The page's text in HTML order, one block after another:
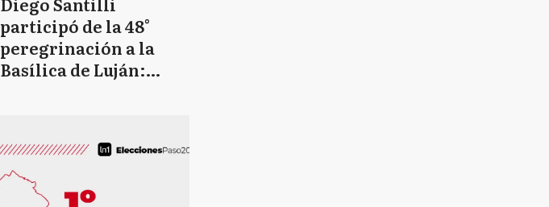
participó de la 48°
peregrinación a la
Basílica de Luján: